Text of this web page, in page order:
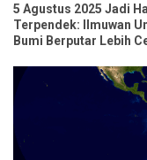
5 Agustus 2025 Jadi
Terpendek: Ilmuwan
Bumi Berputar Lebih